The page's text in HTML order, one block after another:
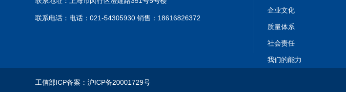
联系电话：电话：021-54305930 销售：18616826372
企业文化
质量体系
社会责任
我们的能力
工信部ICP备案：沪ICP备20001729号